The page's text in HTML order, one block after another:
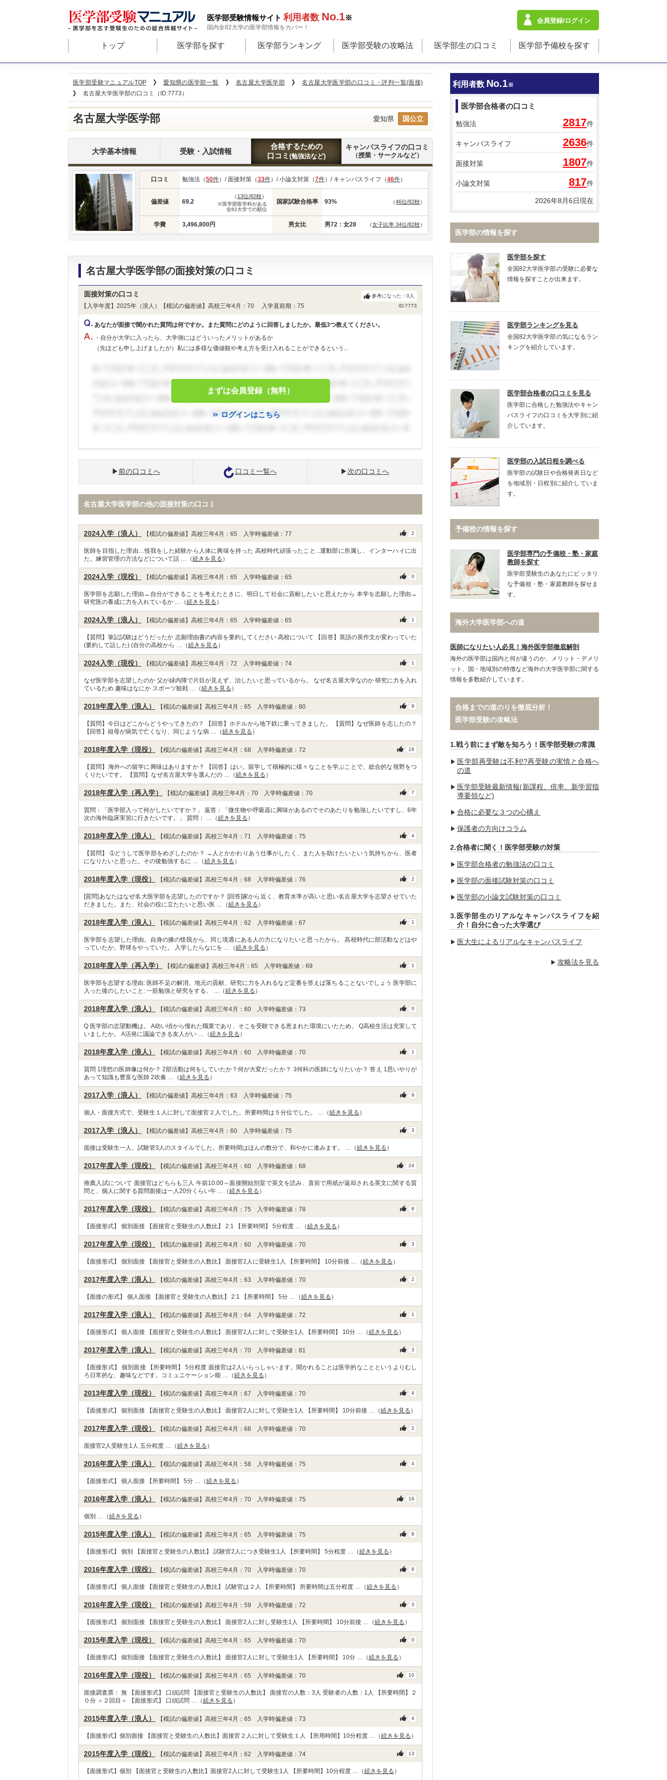
医学部受験情報サイト 利用者数 No.1※
国内全82大学の医学部情報をカバー！
会員登録/ログイン
トップ 医学部を探す 医学部ランキング 医学部受験の攻略法 医学部生の口コミ 医学部予備校を探す
医学部受験マニュアルTOP 愛知県の医学部一覧 名古屋大学医学部
名古屋大学医学部の口コミ・評判一覧(面接)
名古屋大学医学部の口コミ（ID:7773）
名古屋大学医学部 愛知県 国公立
大学基本情報 受験・入試情報
合格するための
口コミ (勉強法など)
キャンパスライフの口コミ
（授業・サークルなど）
口コミ 勉強法（50件）/ 面接対策（33件）/ 小論文対策（7件）/ キャンパスライフ（46件）
偏差値 69.2
（ 13位/82校）
※医学部医学科がある
全82大学での順位
国家試験合格率 93% （46位/82校）
学費 3,496,800円 男女比 男72：女28 （女子比率 34位/82校）
名古屋大学医学部の面接対策の口コミ
面接対策の口コミ
【入学年度】2025年（浪人）【模試の偏差値】高校三年4月：70 入学直前期：75 ID:7773
参考になった： 0人
あなたが面接で聞かれた質問は何ですか。また質問にどのように回答しましたか。最低3つ教えてください。
・自分が大学に入ったら、大学側にはどういったメリットがあるか
（先ほども申し上げましたが）私には多様な価値観や考え方を受け入れることができるという...
まずは会員登録（無料）
ログインはこちら
前の口コミへ 口コミ一覧へ 次の口コミへ
名古屋大学医学部の他の面接対策の口コミ
2024入学（浪人） 【模試の偏差値】高校三年4月：65 入学時偏差値：77 2
医師を目指した理由…怪我をした経験から人体に興味を持った 高校時代頑張ったこと...運動部に所属し、インターハイに出
た。練習管理の方法などについて話 …（続きを見る ）
2024入学（現役） 【模試の偏差値】高校三年4月：65 入学時偏差値：65 0
医学部を志願した理由→自分ができることを考えたときに、明日して社会に貢献したいと思えたから 本学を志願した理由→
研究医の養成に力を入れているか …（続きを見る ）
2024入学（浪人） 【模試の偏差値】高校三年4月：65 入学時偏差値：65 1
【質問】筆記試験はどうだったか 志願理由書の内容を要約してください 高校について 【回答】英語の英作文が変わっていた
(要約して話した) (自分の高校から …（続きを見る ）
2024入学（現役） 【模試の偏差値】高校三年4月：72 入学時偏差値：74 1
なぜ医学部を志望したのか 父が緑内障で片目が見えず、治したいと思っているから。 なぜ名古屋大学なのか 研究に力を入れ
ているため 趣味はなにか スポーツ観戦 …（続きを見る ）
2019年度入学（浪人） 【模試の偏差値】高校三年4月：65 入学時偏差値：80 9
【質問】今日はどこからどうやってきたの？ 【回答】ホテルから地下鉄に乗ってきました。 【質問】なぜ医師を志したの？
【回答】祖母が病気で亡くなり、同じような病 …（続きを見る ）
2018年度入学（現役） 【模試の偏差値】高校三年4月：68 入学時偏差値：72 18
【質問】海外への留学に興味はありますか？ 【回答】はい。留学して積極的に様々なことを学ぶことで、総合的な視野をつ
くりたいです。 【質問】なぜ名古屋大学を選んだの …（続きを見る ）
2018年度入学（再入学） 【模試の偏差値】高校三年4月：70 入学時偏差値：70 7
質問：「医学部入って何がしたいですか？」 返答：「微生物や呼吸器に興味があるのでそのあたりを勉強したいですし、6年
次の海外臨床実習に行きたいです。」 質問： …（続きを見る ）
2018年度入学（浪人） 【模試の偏差値】高校三年4月：71 入学時偏差値：75 4
【質問】 ➀どうして医学部をめざしたのか？ →人とかかわりあう仕事がしたく、また人を助けたいという気持ちから、医者
になりたいと思った。その後勉強するに …（続きを見る ）
2018年度入学（現役） 【模試の偏差値】高校三年4月：68 入学時偏差値：76 2
[質問]あなたはなぜ名大医学部を志望したのですか？ [回答]家から近く、教育水準が高いと思い名古屋大学を志望させていた
だきました。また、社会の役に立たたいと思い医 …（続きを見る ）
2018年度入学（浪人） 【模試の偏差値】高校三年4月：62 入学時偏差値：67 1
医学部を志望した理由。自身の膝の怪我から、同じ境遇にある人の力になりたいと思ったから。 高校時代に部活動などはや
っていたか。野球をやっていた。 入学したらなにを …（続きを見る ）
2018年度入学（再入学） 【模試の偏差値】高校三年4月：65 入学時偏差値：69 1
医学部を志望する理由: 医師不足の解消、地元の貢献、研究に力を入れるなど定番を答えば落ちることないでしょう 医学部に
入った後のしたいこと: 一筋勉強と研究をする、 …（続きを見る ）
2018年度入学（浪人） 【模試の偏差値】高校三年4月：60 入学時偏差値：73 0
Q 医学部の志望動機は。 A幼い頃から憧れた職業であり、そこを受験できる恵まれた環境にいたため。 Q高校生活は充実して
いましたか。 A活発に議論できる友人がい …（続きを見る ）
2018年度入学（浪人） 【模試の偏差値】高校三年4月：60 入学時偏差値：70 1
質問 1理想の医師像は何か？ 2部活動は何をしていたか？何が大変だったか？ 3何科の医師になりたいか？ 答え 1思いやりが
あって知識も豊富な医師 2吹奏 …（続きを見る ）
2017入学（浪人） 【模試の偏差値】高校三年4月：63 入学時偏差値：75 9
個人・面接方式で、受験生１人に対して面接官２人でした。所要時間は５分位でした。 …（続きを見る ）
2017入学（浪人） 【模試の偏差値】高校三年4月：60 入学時偏差値：75 3
面接は受験生一人、試験管3人のスタイルでした。所要時間はほんの数分で、和やかに進みます。 …（続きを見る ）
2017年度入学（現役） 【模試の偏差値】高校三年4月：60 入学時偏差値：68 24
推薦入試について 面接官はどちらも三人 午前10:00～面接開始別室で英文を読み、直前で用紙が返却される英文に関する質
問と、個人に関する質問面接は一人20分くらい午 …（続きを見る ）
2017年度入学（現役） 【模試の偏差値】高校三年4月：75 入学時偏差値：78 8
【面接形式】 個別面接 【面接官と受験生の人数比】 2:1 【所要時間】 5分程度 …（続きを見る ）
2017年度入学（現役） 【模試の偏差値】高校三年4月：60 入学時偏差値：70 3
【面接形式】 個別面接 【面接官と受験生の人数比】 面接官2人に受験生1人 【所要時間】 10分前後 …（続きを見る ）
2017年度入学（浪人） 【模試の偏差値】高校三年4月：63 入学時偏差値：70 2
【面接の形式】 個人面接 【面接官と受験生の人数比】 2:1 【所要時間】 5分 …（続きを見る ）
2017年度入学（浪人） 【模試の偏差値】高校三年4月：64 入学時偏差値：72 1
【面接形式】 個人面接 【面接官と受験生の人数比】 面接官2人に対して受験生1人 【所要時間】 10分 …（続きを見る ）
2017年度入学（浪人） 【模試の偏差値】高校三年4月：70 入学時偏差値：81 3
【面接形式】 個別面接 【所要時間】 5分程度 面接官は2人いらっしゃいます。聞かれることは医学的なことというよりむし
ろ日常的な、趣味などです。コミュニケーション能 …（続きを見る ）
2013年度入学（現役） 【模試の偏差値】高校三年4月：67 入学時偏差値：70 4
【面接形式】 個別面接 【面接官と受験生の人数比】 面接官2人に対して受験生1人 【所要時間】 10分前後 …（続きを見る ）
2017年度入学（現役） 【模試の偏差値】高校三年4月：68 入学時偏差値：70 2
面接官2人受験生1人 五分程度 …（続きを見る ）
2016年度入学（浪人） 【模試の偏差値】高校三年4月：58 入学時偏差値：75 4
【面接形式】 個人面接 【所要時間】 5分 …（続きを見る ）
2016年度入学（浪人） 【模試の偏差値】高校三年4月：70 入学時偏差値：75 16
個別 …（続きを見る ）
2015年度入学（浪人） 【模試の偏差値】高校三年4月：65 入学時偏差値：75 8
【面接形式】 個別 【面接官と受験生の人数比】 試験官2人につき受験生1人 【所要時間】 5分程度 …（続きを見る ）
2016年度入学（現役） 【模試の偏差値】高校三年4月：70 入学時偏差値：70 8
【面接形式】 個人面接 【面接官と受験生の人数比】 試験官は２人 【所要時間】 所要時間は五分程度 …（続きを見る ）
2016年度入学（現役） 【模試の偏差値】高校三年4月：59 入学時偏差値：72 3
【面接形式】 個別面接 【面接官と受験生の人数比】 面接官2人に対し受験生1人 【所要時間】 10分前後 …（続きを見る ）
2015年度入学（現役） 【模試の偏差値】高校三年4月：65 入学時偏差値：70 0
【面接形式】 個別面接 【面接官と受験生の人数比】 面接官2人に対して受験生1人 【所要時間】 10分 …（続きを見る ）
2016年度入学（現役） 【模試の偏差値】高校三年4月：65 入学時偏差値：70 10
面接調査票： 無 【面接形式】 口頭試問 【面接官と受験生の人数比】 面接官の人数：3人 受験者の人数：1人 【所要時間】２
０分 ＜２回目＞ 【面接形式】 口頭試問 …（続きを見る ）
2015年度入学（浪人） 【模試の偏差値】高校三年4月：65 入学時偏差値：73 4
【面接形式】個別面接 【面接官と受験生の人数比】面接官２人に対して受験生１人 【所用時間】10分程度 …（続きを見る ）
2015年度入学（現役） 【模試の偏差値】高校三年4月：62 入学時偏差値：74 13
【面接形式】個別 【面接官と受験生の人数比】面接官2人に対して受験生1人 【所要時間】10分程度 …（続きを見る ）
利用者数 No.1※
医学部合格者の口コミ
勉強法 2817件
キャンパスライフ 2636件
面接対策 1807件
小論文対策 817件
2026年8月6日現在
医学部の情報を探す
医学部を探す
全国82大学医学部の受験に必要な
情報を探すことが出来ます。
医学部ランキングを見る
全国82大学医学部の気になるラン
キングを紹介しています。
医学部合格者の口コミを見る
医学部に合格した勉強法やキャン
パスライフの口コミを大学別に紹
介しています。
医学部の入試日程を調べる
医学部の試験日や合格発表日など
を地域別・日程別に紹介していま
す。
予備校の情報を探す
医学部専門の予備校・塾・家庭
教師を探す
医学部受験生のあなたにピッタリ
な予備校・塾・家庭教師を探せま
す。
海外大学医学部への道
医師になりたい人必見！海外医学部徹底解剖
海外の医学部は国内と何が違うのか、メリット・デメリ
ット、国・地域別の特徴など海外の大学医学部に関する
情報を多数紹介しています。
合格までの道のりを徹底分析！
医学部受験の攻略法
1.戦う前にまず敵を知ろう！医学部受験の常識
医学部再受験は不利!?再受験の実情と合格へ
の道
医学部受験最新情報(新課程、倍率、新学習指
導要領など)
合格に必要な３つの心構え
保護者の方向けコラム
2.合格者に聞く！医学部受験の対策
医学部合格者の勉強法の口コミ
医学部の面接試験対策の口コミ
医学部の小論文試験対策の口コミ
3.医学部生のリアルなキャンパスライフを紹
介！自分に合った大学選び
医大生によるリアルなキャンパスライフ
攻略法を見る